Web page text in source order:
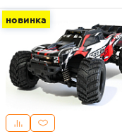
новинка